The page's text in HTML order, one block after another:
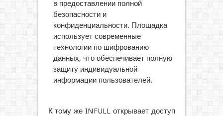
в предоставлении полной
безопасности и
конфиденциальности. Площадка
использует современные
технологии по шифрованию
данных, что обеспечивает полную
защиту индивидуальной
информации пользователей.
К тому же INFULL открывает доступ